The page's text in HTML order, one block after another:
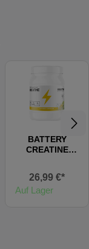
BATTERY
CREATINE
26,99 €*
Auf Lager